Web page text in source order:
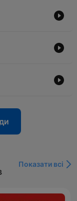
Показати всі